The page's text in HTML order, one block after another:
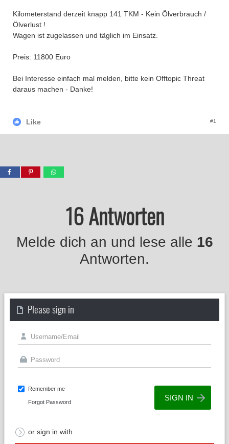
Kilometerstand derzeit knapp 141 TKM - Kein Ölverbrauch /
Ölverlust !
Wagen ist zugelassen und täglich im Einsatz.
Preis: 11800 Euro
Bei Interesse einfach mal melden, bitte kein Offtopic Threat
daraus machen - Danke!
Like #1
16 Antworten
Melde dich an und lese alle 16
Antworten.
Please sign in
Remember me
Forgot Password
or sign in with